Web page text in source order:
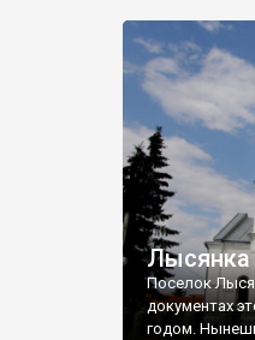
Лысянка
Поселок
документах
годом.